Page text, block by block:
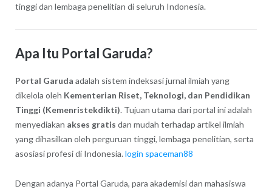
tinggi dan lembaga penelitian di seluruh Indonesia.
Apa Itu Portal Garuda?
Portal Garuda adalah sistem indeksasi jurnal ilmiah yang
dikelola oleh Kementerian Riset, Teknologi, dan Pendidikan
Tinggi (Kemenristekdikti). Tujuan utama dari portal ini adalah
menyediakan akses gratis dan mudah terhadap artikel ilmiah
yang dihasilkan oleh perguruan tinggi, lembaga penelitian, serta
asosiasi profesi di Indonesia. login spaceman88
Dengan adanya Portal Garuda, para akademisi dan mahasiswa